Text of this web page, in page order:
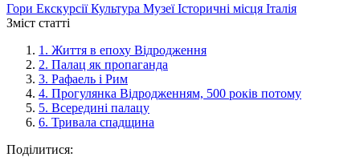
Гори ЕкскурсіїКультура МузеїІсторичні місця Італія
Зміст статті
1. Життя в епоху Відродження
2. Палац як пропаганда
3. Рафаель і Рим
4. Прогулянка Відродженням, 500 років потому
5. Всередині палацу
6. Тривала спадщина
Поділитися: